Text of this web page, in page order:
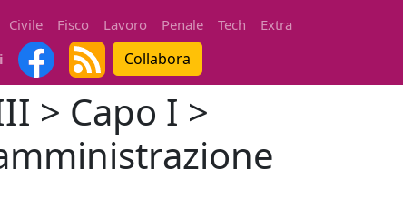
Civile Fisco Lavoro Penale Tech
Extra
Collabora
> Capo I >